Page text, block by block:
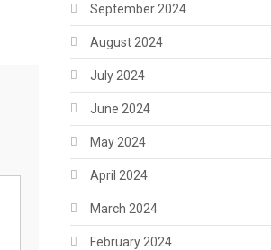
September 2024
August 2024
July 2024
June 2024
May 2024
April 2024
March 2024
February 2024